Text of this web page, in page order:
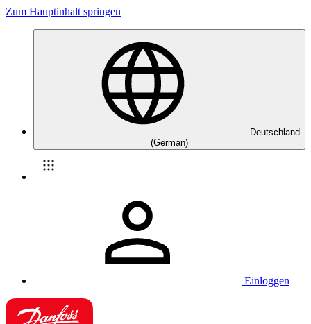
Zum Hauptinhalt springen
Deutschland
(German)
Einloggen